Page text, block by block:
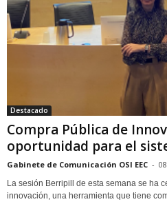
Destacado
Compra Pública de
oportunidad para el
Gabinete de Comunicación OSI EEC -
La sesión Berripill de esta semana se ha
innovación, una herramienta que tiene